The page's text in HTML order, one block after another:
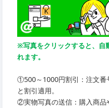
※写真をクリックすると、自
れます。
①500～1000円割引：注文番
と割引適用。
②実物写真の送信：購入商品